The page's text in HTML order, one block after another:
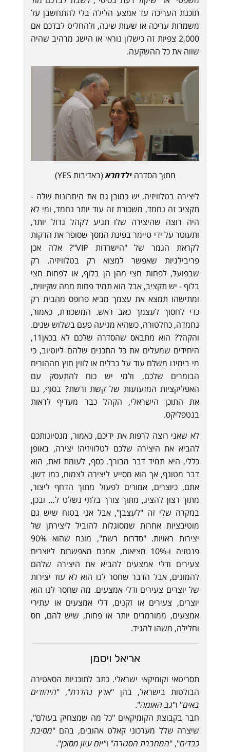
תוכנת העריכה עד אמצע הלילה בלי להתחשבן על
משמרות עריכה או שעות שינה, ולהחליט לבדכם אם
2,000 צפיות זה כישלון נוראי או הישג מרהיב שהיה
שווה את כל ההשקעה.
מתוך הסדרהילדחרא (באדיבות YES)
ליצירה בטלוויזיה, יש כמובן גם את היתרונות שלה -
תקציב זה נחמד, משכורת זה עוד יותר נחמד, ומי לא
היה רוצה שהיצירה שלו תגיע לקהל גדול יותר,
ותעוטר על ידי טיימר בפינת המסך שסופר את הדקות
לקראת הגמר של "הישרדות VIP"? אלה אכן
פריבילגיות שאפשר למצוא רק בטלוויזיה. רק
שבפועל, לפחות חצי מהן הן בלוף, או לפחות חצי
בלוף - יש תקציב, אבל הוא תמיד פחות ממה שקיווית,
ומתישהו תמצא את עצמך מביא פרופס מהבית רק
כדי לחסוך לעצמך כאב ראש. המשכורת, כאמור,
נחמדה, כחלטורה, כשהיא מגיעה פעם בשלוש שנים.
והקהל? הוא מתבאס שהסדרה שלכם לא בכאן11,
היחידים שמעלים את כל התכנים שלהם ליוטיוב, כי
מי בימינו משלם עוד על כבלים או לווין חוץ מההורים
הבומרים שלכם, ולמי יש כוח להתעסק עם
האפליקציות המזעזעות של קשת ורשת? בסוף, גם
את התוכן הישראלי, הקהל כבר מעדיף לראות
בנטפליקס.
לא שאני רוצה לרפות את ידיכם, כאמור, מנסיונותכם
להביא את היצירה שלכם לטלוויזיה! יצירה, באופן
כללי, היא תמיד דבר מבורך. כסף, לעומת זאת, הוא
דבר מטונף, אך הוא מסייע ליצירה לצמוח, כמו דשן.
אתם, כיוצרים, אמורים לפעול מתוך הדחף ליצור,
מתוך רצון להציג, מתוך צורך בלתי נשלט ל… ובכן,
במקרה שלי זה "לעצבן", אבל אני בטוח שיש גם
מוטיבציות אחרות שמסוגלות להוביל ליצירתן של
יצירות ראויות. "סדרות רשת", מונח שהוא 90%
פנטזיה ו-10% מציאות, אמנם מאפשרות ליוצרים
צעירים ודלי אמצעים להביא את היצירה שלהם
להמונים, אבל הדבר שחסר לנו הוא לא עוד יצירות
של יוצרים צעירים ודלי אמצעים. מה שחסר לנו הוא
יוצרים, צעירים או זקנים, דלי אמצעים או עתירי
אמצעים, ממורמרים יותר או פחות, שיש להם, חס
וחלילה, משהו להגיד.
אריאל ויסמן
תסריטאי וקומיקאי ישראלי. כתב לתוכניות הסאטירה
הבולטות בישראל, בהן "ארץ נהדרת", "היהודים
באים" ו"גב האומה".
חבר בקבוצת הקומיקאים "כל מה שמצחיק בעולם",
שיצרה שלל מערכוני קאלט אהובים, בהם "מסיבת
כבדים", "המחברת הסגורה" ו"יום עיון מסוכן".